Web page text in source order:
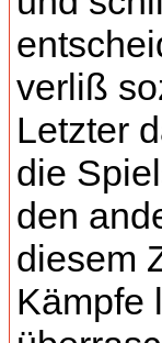
verliß
Letzter
die
den
diesem
Kämpfe